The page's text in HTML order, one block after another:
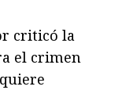
criticó la
el crimen